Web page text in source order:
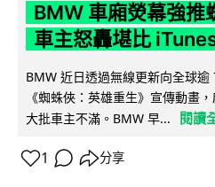
BMW 車廂熒幕強
車主怒轟堪比
BMW 近日透過無線更新向全球
《蜘蛛俠：英雄重生》宣傳動畫
大批車主不滿。BMW 早...
閱讀
1 分享